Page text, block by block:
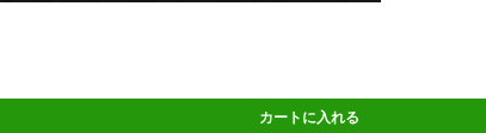
カートに入れる